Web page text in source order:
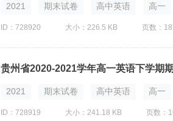
2021 期末试卷 高中英语 高一
ID：728920 大小：226.5 KB 页数：
贵州省2020-2021学年高一英语下学期
2021 期末试卷 高中英语 高一
ID：728919 大小：241.18 KB 页数：